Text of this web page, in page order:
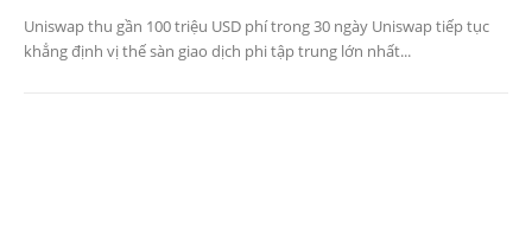
Uniswap thu gần 100 triệu USD phí trong 30 ngày Uniswap tiếp tục
khẳng định vị thế sàn giao dịch phi tập trung lớn nhất...